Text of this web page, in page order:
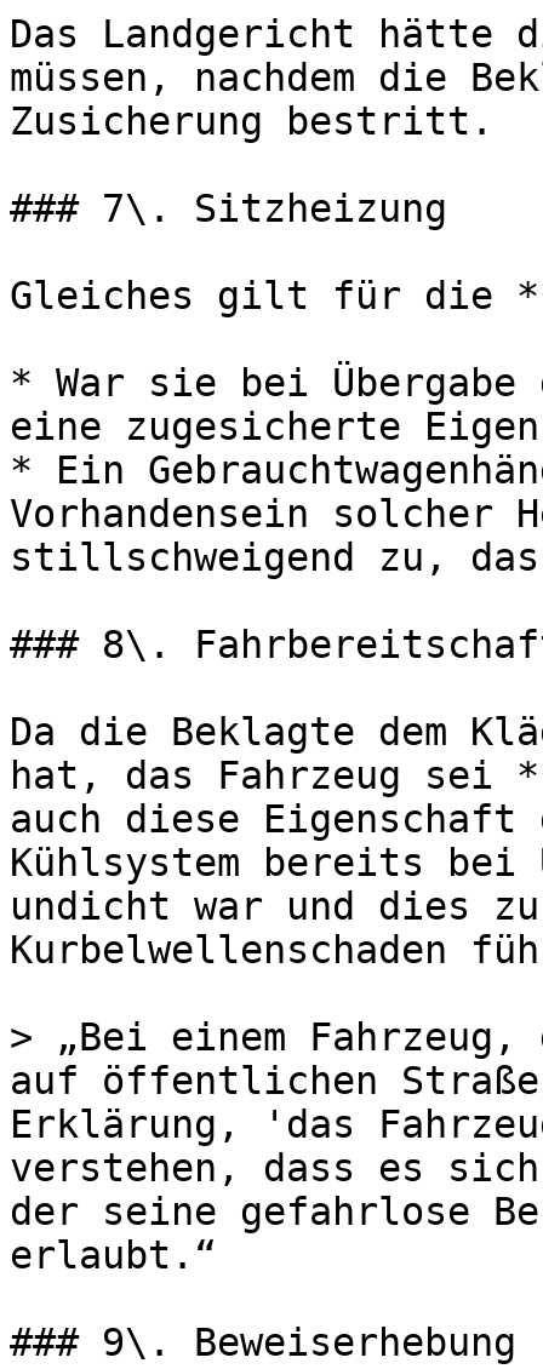
Das Landgericht hätte
müssen, nachdem die
Zusicherung bestritt.
### 7\. Sitzheizung
Gleiches gilt für die
* War sie bei
eine zugesicherte
* Ein
Vorhandensein solcher
stillschweigend zu,
### 8\.
Da die Beklagte dem
hat, das Fahrzeug sei
auch diese Eigenschaft
Kühlsystem bereits bei
undicht war und dies zu
Kurbelwellenschaden
> „Bei einem Fahrzeug,
auf öffentlichen
Erklärung, 'das
verstehen, dass es
der seine gefahrlose
erlaubt.“
### 9\. Beweiserhebung